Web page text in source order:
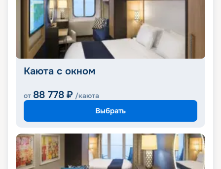
Каюта с окном
от 88 778 ₽ /каюта
Выбрать